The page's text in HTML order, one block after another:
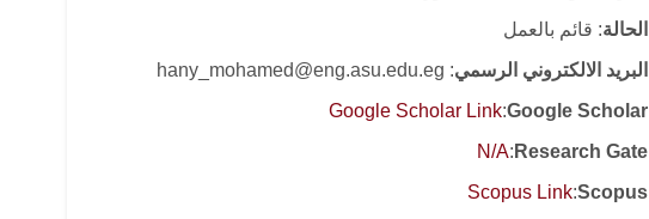
الحالة: قائم بالعمل
البريد الالكتروني الرسمي: hany_mohamed@eng.asu.edu.eg
Google Scholar
:
Google Scholar Link
Research Gate
:
N/A
Scopus
:
Scopus Link